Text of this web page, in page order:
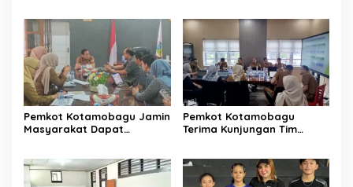
Pemkot Kotamobagu Jamin
Masyarakat Dapat
Pemkot Kotamobagu
Terima Kunjungan Tim